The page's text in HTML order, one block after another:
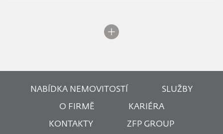
NABÍDKA NEMOVITOSTÍ SLUŽBY
O FIRMĚ KARIÉRA
KONTAKTY ZFP GROUP